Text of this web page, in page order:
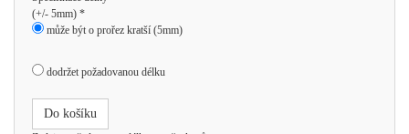
(+/- 5mm) *
může být o prořez kratší (5mm)
dodržet požadovanou délku
Do košíku